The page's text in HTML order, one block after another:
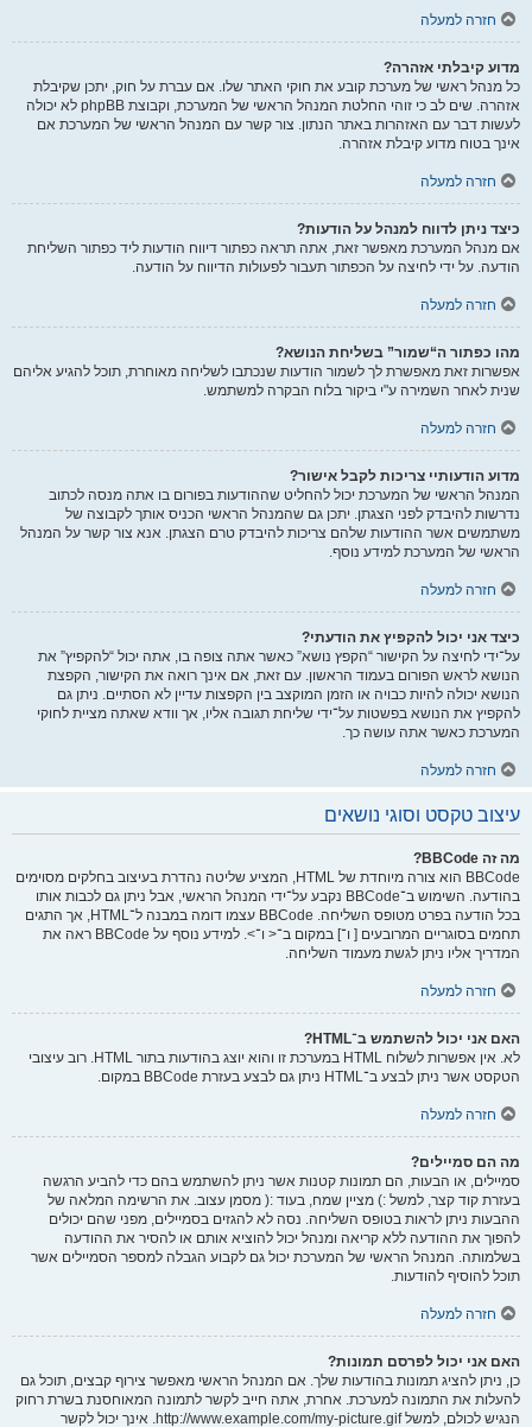
חזרה למעלה
מדוע קיבלתי אזהרה?
כל מנהל ראשי של מערכת קובע את חוקי האתר שלו. אם עברת על חוק, יתכן שקיבלת
אזהרה. שים לב כי זוהי החלטת המנהל הראשי של המערכת, וקבוצת phpBB לא יכולה
לעשות דבר עם האזהרות באתר הנתון. צור קשר עם המנהל הראשי של המערכת אם
אינך בטוח מדוע קיבלת אזהרה.
חזרה למעלה
כיצד ניתן לדווח למנהל על הודעות?
אם מנהל המערכת מאפשר זאת, אתה תראה כפתור דיווח הודעות ליד כפתור השליחת
הודעה. על ידי לחיצה על הכפתור תעבור לפעולות הדיווח על הודעה.
חזרה למעלה
מהו כפתור ה“שמור” בשליחת הנושא?
אפשרות זאת מאפשרת לך לשמור הודעות שנכתבו לשליחה מאוחרת, תוכל להגיע אליהם
שנית לאחר השמירה ע"י ביקור בלוח הבקרה למשתמש.
חזרה למעלה
מדוע הודעותיי צריכות לקבל אישור?
המנהל הראשי של המערכת יכול להחליט שההודעות בפורום בו אתה מנסה לכתוב
נדרשות להיבדק לפני הצגתן. יתכן גם שהמנהל הראשי הכניס אותך לקבוצה של
משתמשים אשר ההודעות שלהם צריכות להיבדק טרם הצגתן. אנא צור קשר על המנהל
הראשי של המערכת למידע נוסף.
חזרה למעלה
כיצד אני יכול להקפיץ את הודעתי?
על־ידי לחיצה על הקישור “הקפץ נושא” כאשר אתה צופה בו, אתה יכול “להקפיץ” את
הנושא לראש הפורום בעמוד הראשון. עם זאת, אם אינך רואה את הקישור, הקפצת
הנושא יכולה להיות כבויה או הזמן המוקצב בין הקפצות עדיין לא הסתיים. ניתן גם
להקפיץ את הנושא בפשטות על־ידי שליחת תגובה אליו, אך וודא שאתה מציית לחוקי
המערכת כאשר אתה עושה כך.
חזרה למעלה
עיצוב טקסט וסוגי נושאים
מה זה BBCode?
BBCode הוא צורה מיוחדת של HTML, המציע שליטה נהדרת בעיצוב בחלקים מסוימים
בהודעה. השימוש ב־BBCode נקבע על־ידי המנהל הראשי, אבל ניתן גם לכבות אותו
בכל הודעה בפרט מטופס השליחה. BBCode עצמו דומה במבנה ל־HTML, אך התגים
תחמים בסוגריים המרובעים [ ו־] במקום ב־< ו־>. למידע נוסף על BBCode ראה את
המדריך אליו ניתן לגשת מעמוד השליחה.
חזרה למעלה
האם אני יכול להשתמש ב־HTML?
לא. אין אפשרות לשלוח HTML במערכת זו והוא יוצג בהודעות בתור HTML. רוב עיצובי
הטקסט אשר ניתן לבצע ב־HTML ניתן גם לבצע בעזרת BBCode במקום.
חזרה למעלה
מה הם סמיילים?
סמיילים, או הבעות, הם תמונות קטנות אשר ניתן להשתמש בהם כדי להביע הרגשה
בעזרת קוד קצר, למשל :) מציין שמח, בעוד :( מסמן עצוב. את הרשימה המלאה של
ההבעות ניתן לראות בטופס השליחה. נסה לא להגזים בסמיילים, מפני שהם יכולים
להפוך את ההודעה ללא קריאה ומנהל יכול להוציא אותם או להסיר את ההודעה
בשלמותה. המנהל הראשי של המערכת יכול גם לקבוע הגבלה למספר הסמיילים אשר
תוכל להוסיף להודעות.
חזרה למעלה
האם אני יכול לפרסם תמונות?
כן, ניתן להציג תמונות בהודעות שלך. אם המנהל הראשי מאפשר צירוף קבצים, תוכל גם
להעלות את התמונה למערכת. אחרת, אתה חייב לקשר לתמונה המאוחסנת בשרת רחוק
הנגיש לכולם, למשל http://www.example.com/my-picture.gif. אינך יכול לקשר